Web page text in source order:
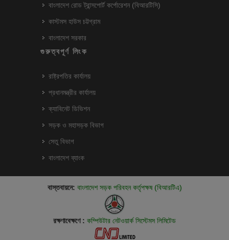
বাংলাদেশ রোড ট্রান্সপোর্ট কর্পোরেশন (বিআরটিসি)
কাস্টমস হাউস চট্টগ্রাম
বাংলাদেশ সরকার
গুরুত্বপূর্ণ লিংক
রাষ্ট্রপতির কার্যালয়
প্রধানমন্ত্রীর কার্যালয়
ক্যাবিনেট ডিভিশন
সড়ক ও মহাসড়ক বিভাগ
সেতু বিভাগ
বাংলাদেশ ব্যাংক
বাস্তবায়নে: বাংলাদেশ সড়ক পরিবহন কর্তৃপক্ষ (বিআরটিএ)
রক্ষণাবেক্ষণে : কম্পিউটার নেটওয়ার্ক সিস্টেমস লিমিটেড